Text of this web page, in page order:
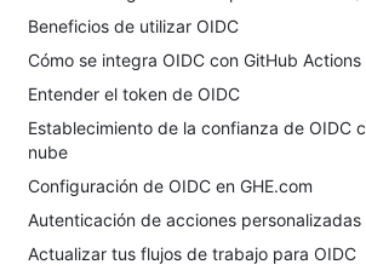
Beneficios de utilizar OIDC
Cómo se integra OIDC con GitHub Actions
Entender el token de OIDC
Establecimiento de la confianza de OIDC
nube
Configuración de OIDC en GHE.com
Autenticación de acciones personalizadas
Actualizar tus flujos de trabajo para OIDC